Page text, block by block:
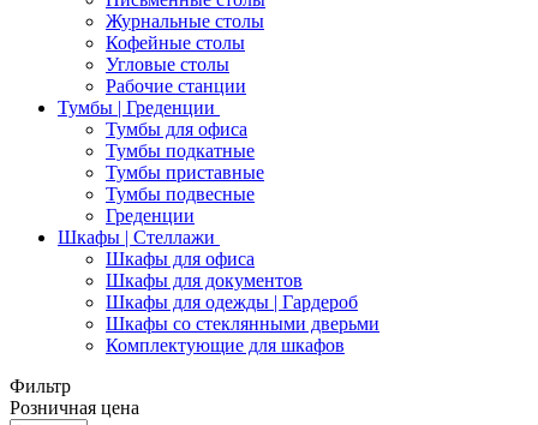
Журнальные столы
Кофейные столы
Угловые столы
Рабочие станции
Тумбы | Греденции
Тумбы для офиса
Тумбы подкатные
Тумбы приставные
Тумбы подвесные
Греденции
Шкафы | Стеллажи
Шкафы для офиса
Шкафы для документов
Шкафы для одежды | Гардероб
Шкафы со стеклянными дверьми
Комплектующие для шкафов
Фильтр
Розничная цена